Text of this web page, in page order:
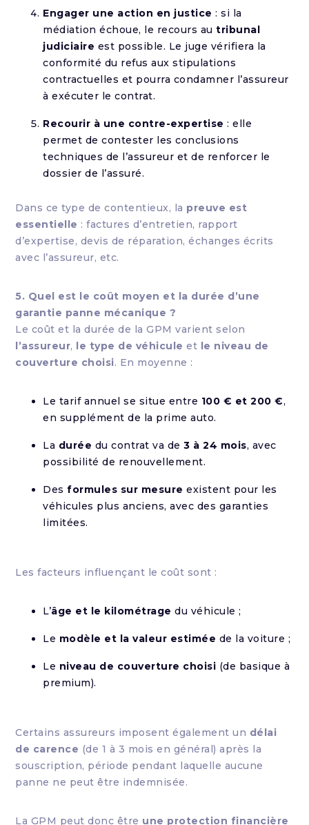
Engager une action en justice : si la
médiation échoue, le recours autribunal
judiciaire est possible. Le juge vérifiera la
conformité du refus aux stipulations
contractuelles et pourra condamner l’assureur
à exécuter le contrat.
Recourir à une contre-expertise : elle
permet de contester les conclusions
techniques de l’assureur et de renforcer le
dossier de l’assuré.
Dans ce type de contentieux, la preuve est
essentielle : factures d’entretien, rapport
d’expertise, devis de réparation, échanges écrits
avec l’assureur, etc.
5. Quel est le coût moyen et la durée d’une
garantie panne mécanique ?
Le coût et la durée de la GPM varient selon
l’assureur, le type de véhicule et le niveau de
couverture choisi. En moyenne :
Le tarif annuel se situe entre 100 € et 200 €,
en supplément de la prime auto.
La durée du contrat va de3 à 24 mois, avec
possibilité de renouvellement.
Desformules sur mesure existent pour les
véhicules plus anciens, avec des garanties
limitées.
Les facteurs influençant le coût sont :
L’âge et le kilométrage du véhicule ;
Le modèle et la valeur estimée de la voiture ;
Le niveau de couverture choisi (de basique à
premium).
Certains assureurs imposent également un délai
de carence (de 1 à 3 mois en général) après la
souscription, période pendant laquelle aucune
panne ne peut être indemnisée.
La GPM peut donc être une protection financière